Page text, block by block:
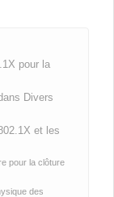
pour la
Divers
et les
pour la clôture
des